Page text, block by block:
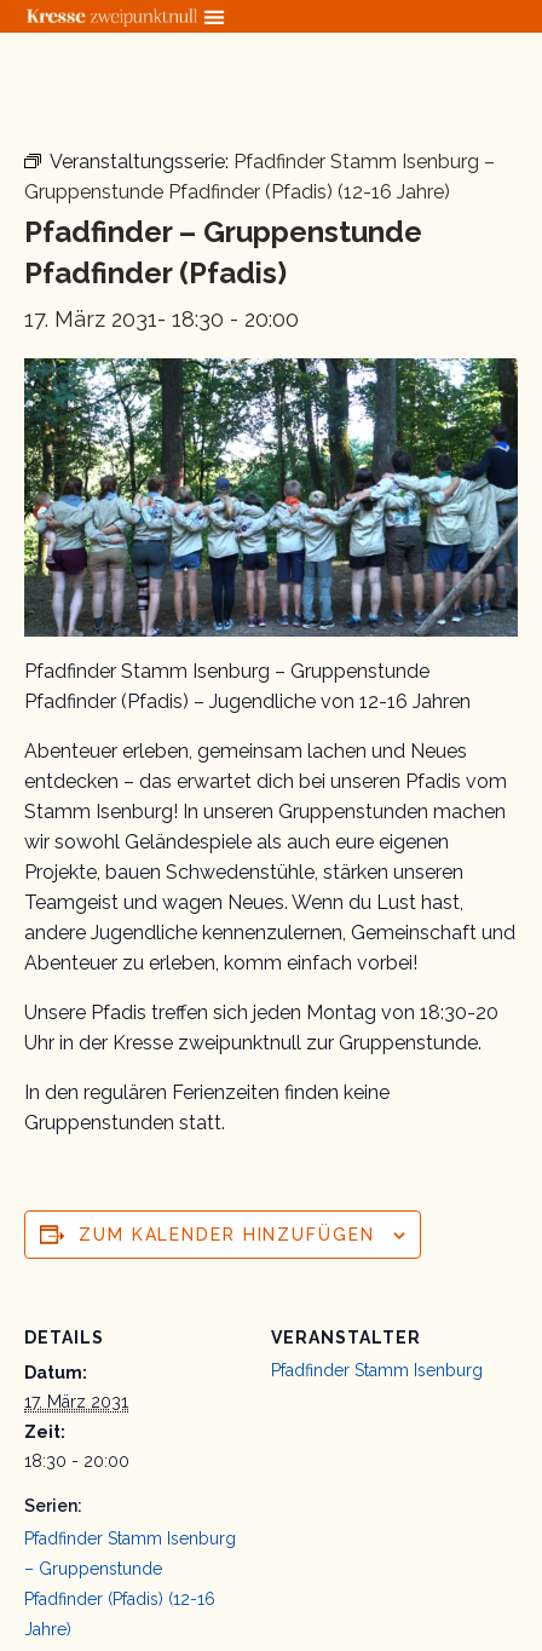
Zum
Veranstaltungsserie: Pfadfinder Stamm Isenburg –
Gruppenstunde Pfadfinder (Pfadis) (12-16 Jahre)
Pfadfinder – Gruppenstunde
Pfadfinder (Pfadis)
17. März 2031- 18:30 - 20:00
Pfadfinder Stamm Isenburg – Gruppenstunde
Pfadfinder (Pfadis) – Jugendliche von 12-16 Jahren
Abenteuer erleben, gemeinsam lachen und Neues
entdecken – das erwartet dich bei unseren Pfadis vom
Stamm Isenburg! In unseren Gruppenstunden machen
wir sowohl Geländespiele als auch eure eigenen
Projekte, bauen Schwedenstühle, stärken unseren
Teamgeist und wagen Neues. Wenn du Lust hast,
andere Jugendliche kennenzulernen, Gemeinschaft und
Abenteuer zu erleben, komm einfach vorbei!
Unsere Pfadis treffen sich jeden Montag von 18:30-20
Uhr in der Kresse zweipunktnull zur Gruppenstunde.
In den regulären Ferienzeiten finden keine
Gruppenstunden statt.
ZUM KALENDER HINZUFÜGEN
DETAILS
Datum:
17. März 2031
Zeit:
18:30 - 20:00
Serien:
Pfadfinder Stamm Isenburg
– Gruppenstunde
Pfadfinder (Pfadis) (12-16
Jahre)
VERANSTALTER
Pfadfinder Stamm Isenburg